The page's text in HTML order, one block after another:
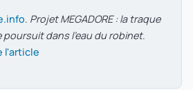
. Projet MEGADORE : la traque
poursuit dans l'eau du robinet.
l'article